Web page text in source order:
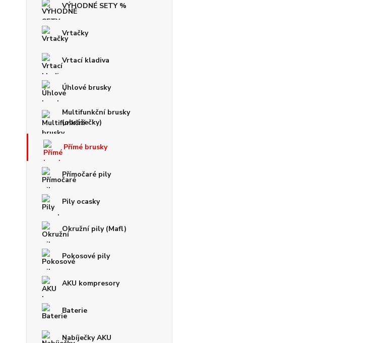
VÝHODNÉ SETY %
Vrtačky
Vrtací kladiva
Úhlové brusky
Multifunkční brusky
(obrážečky)
Přímé brusky
Přímočaré pily
Pily ocasky
Okružní pily (Mafl)
Pokosové pily
AKU kompresory
Baterie
Nabíječky AKU